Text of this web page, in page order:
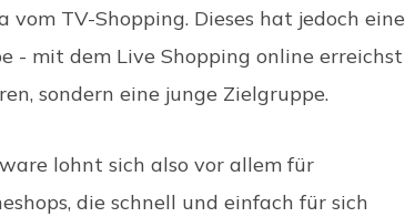
vom TV-Shopping. Dieses hat jedoch eine
- mit dem Live Shopping online erreichst
sondern eine junge Zielgruppe.
lohnt sich also vor allem für
die schnell und einfach für sich